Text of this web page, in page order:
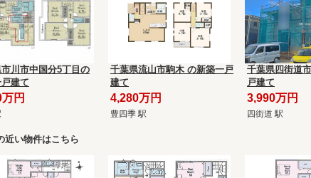
川市中国分5丁目の
建て
円
千葉県流山市駒木 の新築一戸
建て
4,280万円
豊四季 駅
千葉県四街道
戸建て
3,990万円
四街道 駅
近い物件はこちら